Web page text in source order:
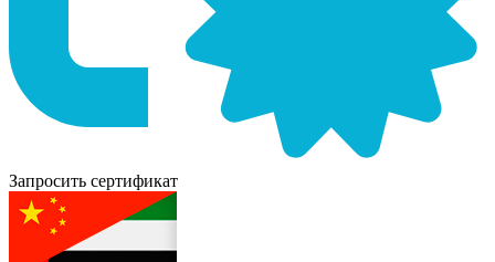
Запросить сертификат